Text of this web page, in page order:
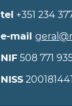
tel +351 234
e-mail
NIF508 771
NISS